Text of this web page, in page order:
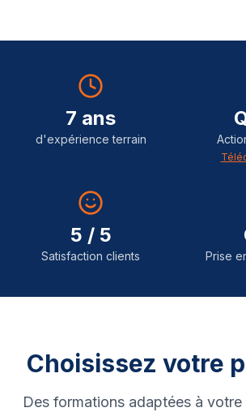
7 ans
d'expérience terrain
5 / 5
Satisfaction clients Prise
Choisissez votre
Des formations adaptées à